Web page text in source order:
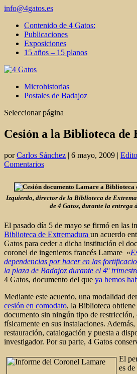
info@4gatos.es
Contenido de 4 Gatos:
Publicaciones
Exposiciones
15 años – 15 planos
Microhistorias
Postales de Badajoz
Seleccionar página
Cesión a la Biblioteca de
porCarlos Sánchez | 6 mayo, 2009 |
Comentarios
Izquierdo, director de la Biblioteca de
de 4 Gatos, durante la entrega
El pasado día 5 de mayo se firmó en las
Biblioteca de Extremadura un acuerdo
Gatos para ceder a dicha institución el
coronel de ingenieros francés Lamare «
dependencias por hacer en las
la plaza de Badajoz durante el 4º
4 Gatos, documento del que ya hemos
Mediante este acuerdo, una modalidad
cesión en comodato, la Biblioteca
documento sin ningún tipo de restricción,
físicamente en sus instalaciones.
restauración, catalogación y puesta a
investigador. Por su parte, 4 Gatos
El
es